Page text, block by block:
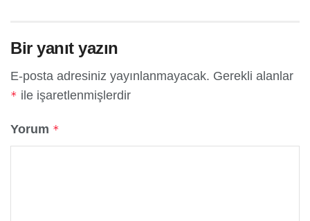
Bir yanıt yazın
E-posta adresiniz yayınlanmayacak. Gerekli alanlar
* ile işaretlenmişlerdir
Yorum *